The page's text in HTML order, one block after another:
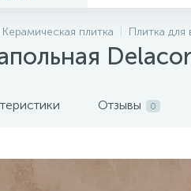
Керамическая плитка Плитка для
Отзывы 0